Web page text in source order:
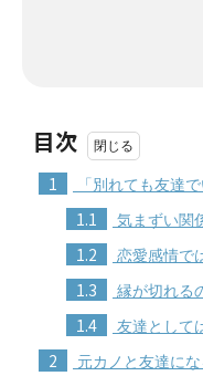
目次
1 「別れても友達
1.1 気まずい関
1.2 恋愛感情で
1.3 縁が切れる
1.4 友達として
2 元カノと友達に